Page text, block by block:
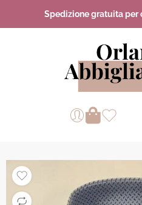
Spedizione gratuita per